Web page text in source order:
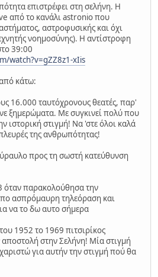
επιστρέφει στη σελήνη. Η
από το κανάλι astronio που
αστροφυσικής και όχι
νοημοσύνης). Η αντίστροφη
39:00
watch?v=gZZ8z1-xIis
κάτω:
16.000 ταυτόχρονους θεατές, παρ'
ξημερώματα. Με συγκινεί πολύ που
ιστορική στιγμή! Να 'στε όλοι καλά
της ανθρωπότητας!
προς τη σωστή κατεύθυνση
όταν παρακολούθησα την
ασπρόμαυρη τηλεόραση και
να το δω αυτο σήμερα
1952 το 1969 πιτσιρίκος
στην Σελήνη! Μία στιγμή
για αυτήν την στιγμή πού θα